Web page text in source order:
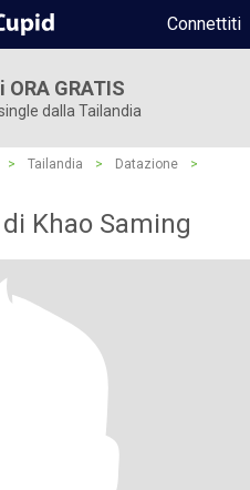
Connettiti
GRATIS
dalla Tailandia
> Tailandia > Datazione
>
Khao Saming